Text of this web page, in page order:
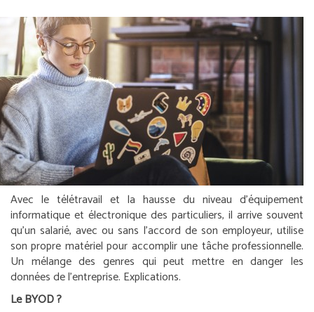
Avec le télétravail et la hausse du niveau d’équipement
informatique et électronique des particuliers, il arrive souvent
qu’un salarié, avec ou sans l’accord de son employeur, utilise
son propre matériel pour accomplir une tâche professionnelle.
Un mélange des genres qui peut mettre en danger les
données de l’entreprise. Explications.
Le BYOD ?